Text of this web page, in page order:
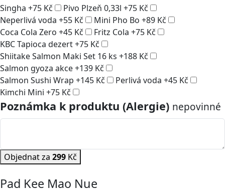
Singha +75 Kč Pivo Plzeň 0,33l +75 Kč
Neperlivá voda +55 Kč Mini Pho Bo +89 Kč
Coca Cola Zero +45 Kč Fritz Cola +75 Kč
KBC Tapioca dezert+75 Kč
Shiitake Salmon Maki Set 16 ks +188 Kč
Salmon gyoza akce+139 Kč
Salmon Sushi Wrap +145 Kč Perlivá voda +45 Kč
Kimchi Mini +75 Kč
Poznámka k produktu (Alergie) nepovinné
Objednat za 299 Kč
Pad Kee Mao Nue